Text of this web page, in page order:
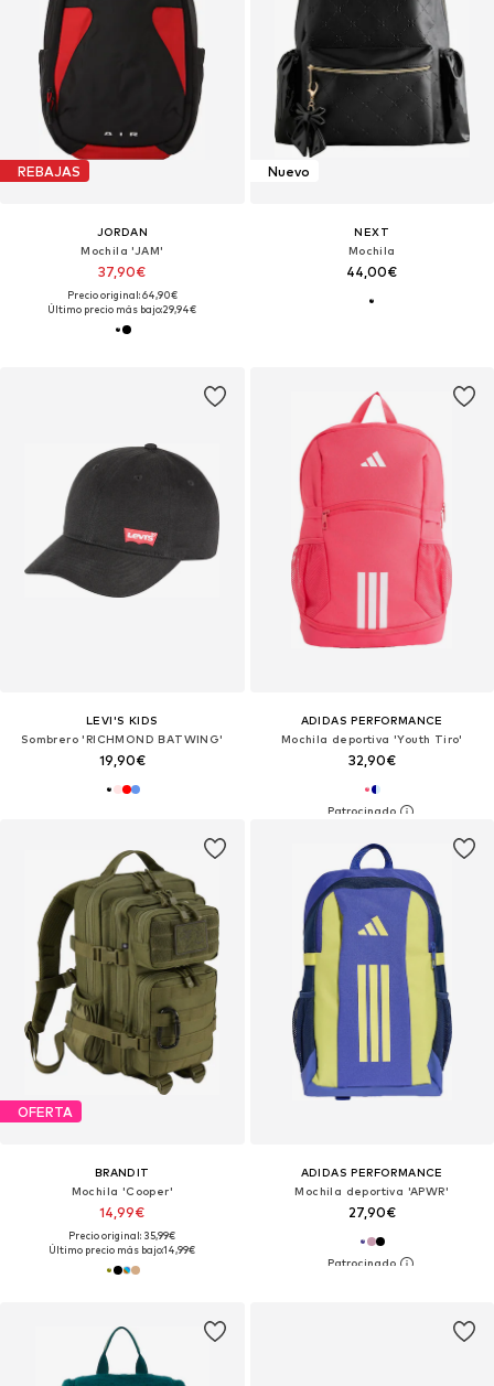
REBAJAS
JORDAN
Mochila 'JAM'
37,90€
Precio original: 64,90€
Último precio más bajo:29,94€
Nuevo
NEXT
Mochila
44,00€
LEVI'S KIDS
Sombrero 'RICHMOND BATWING'
19,90€
ADIDAS PERFORMANCE
Mochila deportiva 'Youth Tiro'
32,90€
OFERTA
BRANDIT
Mochila 'Cooper'
14,99€
Precio original: 35,99€
Último precio más bajo:14,99€
ADIDAS PERFORMANCE
Mochila deportiva 'APWR'
27,90€